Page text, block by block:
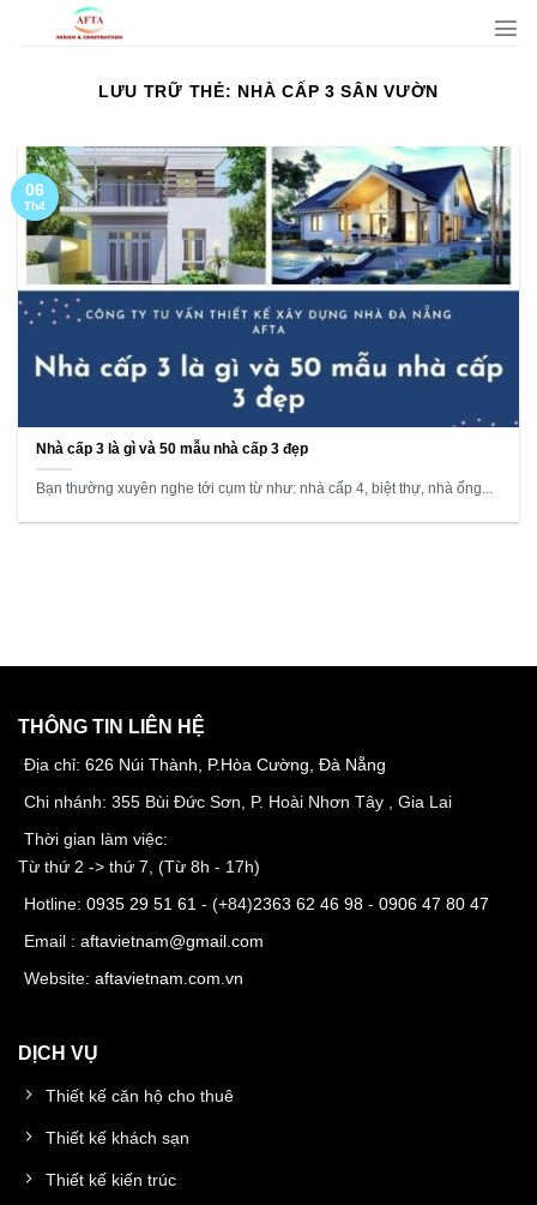
LƯU TRỮ THẺ: NHÀ CẤP 3 SÂN VƯỜN
Nhà cấp 3 là gì và 50 mẫu nhà cấp 3 đẹp
Bạn thường xuyên nghe tới cụm từ như: nhà cấp 4, biệt thự, nhà ống...
06
Th4
THÔNG TIN LIÊN HỆ
Địa chỉ: 626 Núi Thành, P.Hòa Cường, Đà Nẵng
Chi nhánh: 355 Bùi Đức Sơn, P. Hoài Nhơn Tây , Gia Lai
Thời gian làm việc:
Từ thứ 2 -> thứ 7, (Từ 8h - 17h)
Hotline: 0935 29 51 61 - (+84)2363 62 46 98 - 0906 47 80 47
Email : aftavietnam@gmail.com
Website: aftavietnam.com.vn
DỊCH VỤ
Thiết kế căn hộ cho thuê
Thiết kế khách sạn
Thiết kế kiến trúc